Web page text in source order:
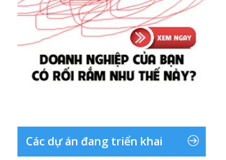
Các dự án đang triển khai